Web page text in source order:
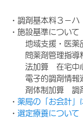
・調剤基本料３－ハ
・施設基準について
地域支援・医
問薬剤管理指
法加算 在宅中
電子的調剤情
剤体制加算 調
・ 薬局の「お会計」
・ 選定療養について